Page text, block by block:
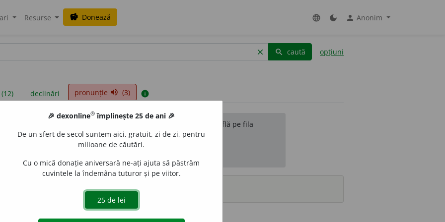
Resurse savings Donează language dark_mode person Anonim
clear search caută opțiuni
declinări pronunție volume_up (3) info
sunt compilate de echipa dexonline. Definițiile originale se află pe fila
reordona filele pe pagina depreferințe.
surse
masculin
🎉 dexonline® împlinește 25 de ani 🎉
De un sfert de secol suntem aici, gratuit, zi de zi, pentru
milioane de căutări.
Cu o mică donație aniversară ne-ați ajuta să păstrăm
cuvintele la îndemâna tuturor și pe viitor.